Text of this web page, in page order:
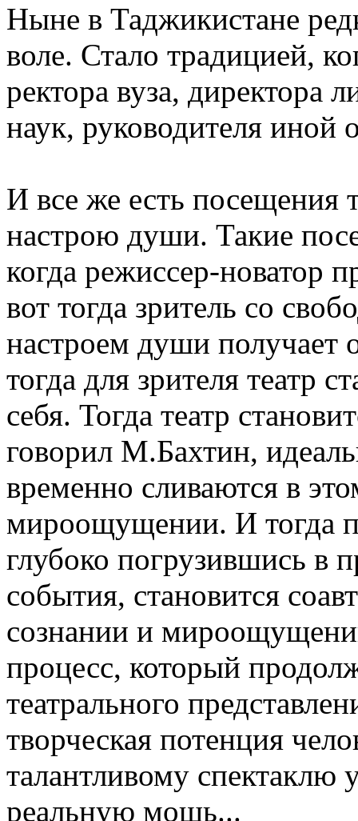
Ныне в Таджикистане
воле. Стало традицией,
ректора вуза, директора
наук, руководителя иной
И все же есть посещения
настрою души. Такие
когда режиссер-новатор
вот тогда зритель со
настроем души получает
тогда для зрителя театр
себя. Тогда театр
говорил М.Бахтин,
временно сливаются в
мироощущении. И тогда
глубоко погрузившись в
события, становится
сознании и
процесс, который
театрального
творческая потенция
талантливому спектаклю
реальную мощь...